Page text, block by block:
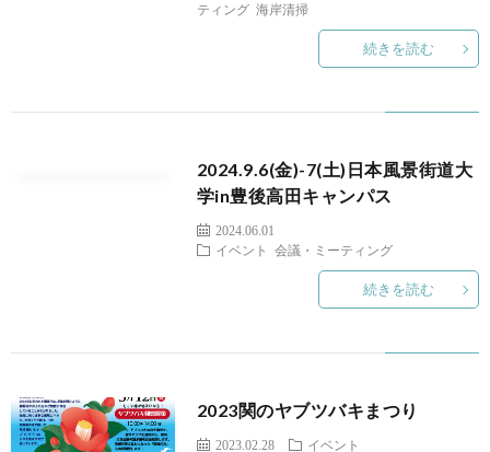
ティング 海岸清掃
続きを読む
2024.9.6(金)-7(土)日本風景街道大
学in豊後高田キャンパス
2024.06.01
イベント
会議・ミーティング
続きを読む
2023関のヤブツバキまつり
2023.02.28 イベント